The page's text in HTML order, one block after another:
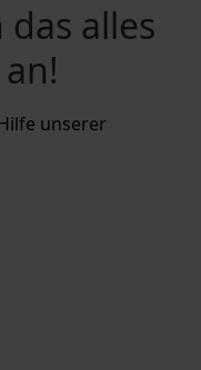
das alles
unserer